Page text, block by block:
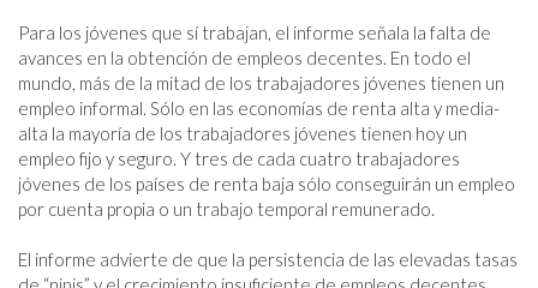
Para los jóvenes que sí trabajan, el informe señala la falta de
avances en la obtención de empleos decentes. En todo el
mundo, más de la mitad de los trabajadores jóvenes tienen un
empleo informal. Sólo en las economías de renta alta y media-
alta la mayoría de los trabajadores jóvenes tienen hoy un
empleo fijo y seguro. Y tres de cada cuatro trabajadores
jóvenes de los países de renta baja sólo conseguirán un empleo
por cuenta propia o un trabajo temporal remunerado.
El informe advierte de que la persistencia de las elevadas tasas